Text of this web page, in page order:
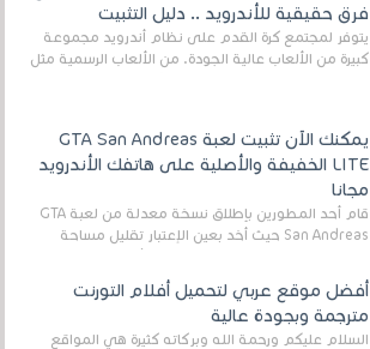
فرق حقيقية للأندرويد .. دليل التثبيت
يتوفر لمجتمع كرة القدم على نظام أندرويد مجموعة
كبيرة من الألعاب عالية الجودة. من الألعاب الرسمية مثل
يمكنك الآن تثبيت لعبة GTA San Andreas
LITE الخفيفة والأصلية على هاتفك الأندرويد
مجانا
قام أحد المطورين بإطلاق نسخة معدلة من لعبة GTA
San Andreas حيث أخد بعين الإعتبار تقليل مساحة
أفضل موقع عربي لتحميل أفلام التورنت
مترجمة وبجودة عالية
السلام عليكم ورحمة الله وبركاته كثيرة هي المواقع